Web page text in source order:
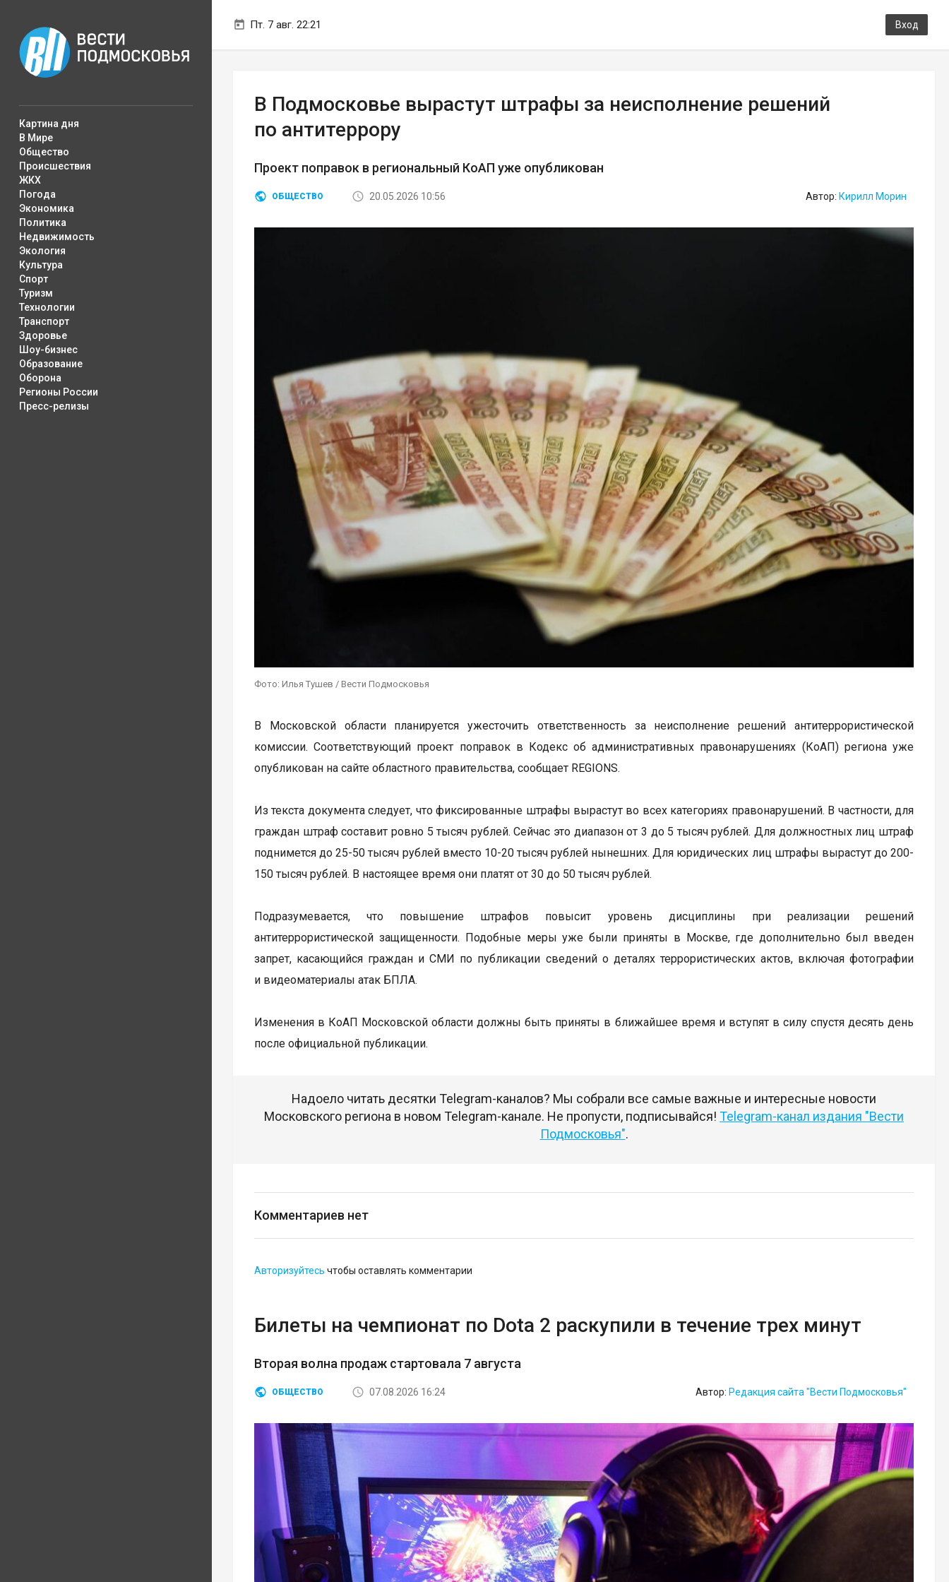
Пт. 7 авг. 22:21 Вход
Картина дня
В Мире
Общество
Происшествия
ЖКХ
Погода
Экономика
Политика
Недвижимость
Экология
Культура
Спорт
Туризм
Технологии
Транспорт
Здоровье
Шоу-бизнес
Образование
Оборона
Регионы России
Пресс-релизы
В Подмосковье вырастут штрафы за неисполнение решений
по антитеррору
Проект поправок в региональный КоАП уже опубликован
ОБЩЕСТВО 20.05.2026 10:56 Автор: Кирилл Морин
Фото: Илья Тушев / Вести Подмосковья
В Московской области планируется ужесточить ответственность за неисполнение решений антитеррористической
комиссии. Соответствующий проект поправок в Кодекс об административных правонарушениях (КоАП) региона уже
опубликован на сайте областного правительства, сообщает REGIONS.
Из текста документа следует, что фиксированные штрафы вырастут во всех категориях правонарушений. В частности, для
граждан штраф составит ровно 5 тысяч рублей. Сейчас это диапазон от 3 до 5 тысяч рублей. Для должностных лиц штраф
поднимется до 25-50 тысяч рублей вместо 10-20 тысяч рублей нынешних. Для юридических лиц штрафы вырастут до 200-
150 тысяч рублей. В настоящее время они платят от 30 до 50 тысяч рублей.
Подразумевается, что повышение штрафов повысит уровень дисциплины при реализации решений
антитеррористической защищенности. Подобные меры уже были приняты в Москве, где дополнительно был введен
запрет, касающийся граждан и СМИ по публикации сведений о деталях террористических актов, включая фотографии
и видеоматериалы атак БПЛА.
Изменения в КоАП Московской области должны быть приняты в ближайшее время и вступят в силу спустя десять день
после официальной публикации.
Надоело читать десятки Telegram-каналов? Мы собрали все самые важные и интересные новости
Московского региона в новом Telegram-канале. Не пропусти, подписывайся! Telegram-канал издания "Вести
Подмосковья".
Комментариев нет
Авторизуйтесь чтобы оставлять комментарии
Билеты на чемпионат по Dota 2 раскупили в течение трех минут
Вторая волна продаж стартовала 7 августа
ОБЩЕСТВО 07.08.2026 16:24 Автор: Редакция сайта "Вести Подмосковья"